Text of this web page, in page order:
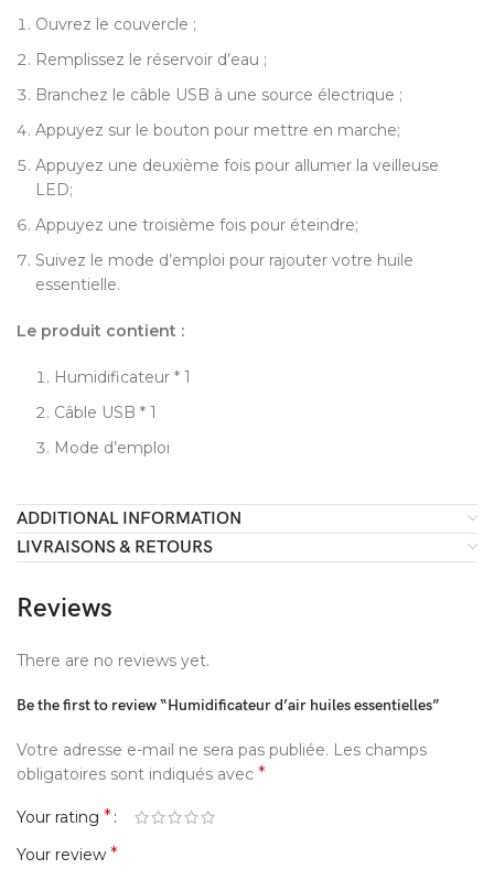
Ouvrez le couvercle ;
Remplissez le réservoir d’eau ;
Branchez le câble USB à une source électrique ;
Appuyez sur le bouton pour mettre en marche;
Appuyez une deuxième fois pour allumer la veilleuse
LED;
Appuyez une troisième fois pour éteindre;
Suivez le mode d’emploi pour rajouter votre huile
essentielle.
Le produit contient :
Humidificateur * 1
Câble USB * 1
Mode d’emploi
ADDITIONAL INFORMATION
LIVRAISONS & RETOURS
Reviews
There are no reviews yet.
Be the first to review “Humidificateur d’air huiles essentielles”
Votre adresse e-mail ne sera pas publiée. Les champs
obligatoires sont indiqués avec *
Your rating *
Your review *